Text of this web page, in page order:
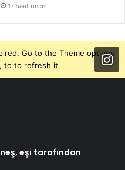
17 saat önce
Go to the Theme options
to to refresh it.
eşi tarafından